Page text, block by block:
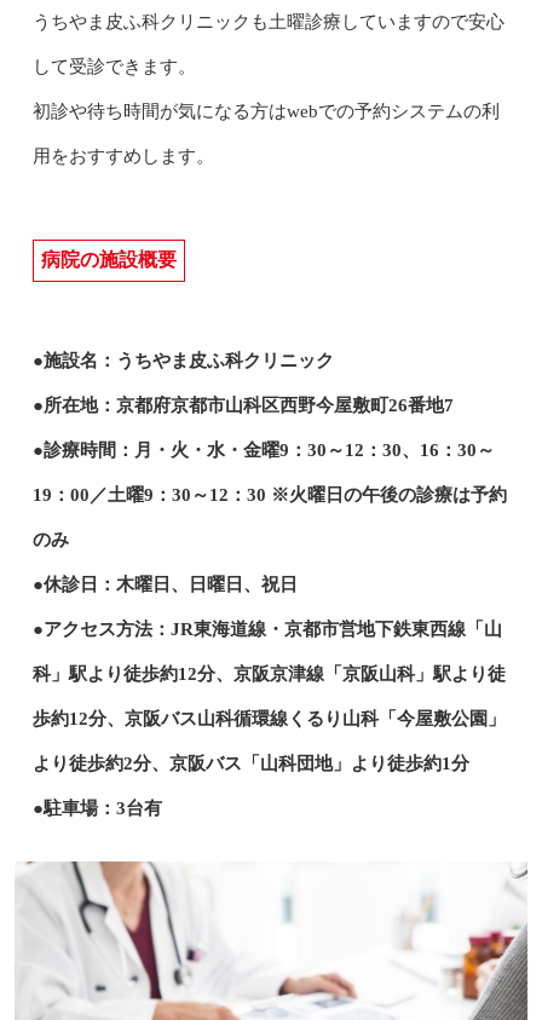
うちやま皮ふ科クリニックも土曜診療していますので安心
して受診できます。
初診や待ち時間が気になる方はwebでの予約システムの利
用をおすすめします。
病院の施設概要
●施設名：うちやま皮ふ科クリニック
●所在地：京都府京都市山科区西野今屋敷町26番地7
●診療時間：月・火・水・金曜9：30～12：30、16：30～
19：00／土曜9：30～12：30 ※火曜日の午後の診療は予約
のみ
●休診日：木曜日、日曜日、祝日
●アクセス方法：JR東海道線・京都市営地下鉄東西線「山
科」駅より徒歩約12分、京阪京津線「京阪山科」駅より徒
歩約12分、京阪バス山科循環線くるり山科「今屋敷公園」
より徒歩約2分、京阪バス「山科団地」より徒歩約1分
●駐車場：3台有